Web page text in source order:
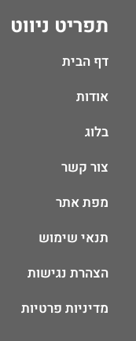
תפריט ניווט
דף הבית
אודות
בלוג
צור קשר
מפת אתר
תנאי שימוש
הצהרת נגישות
מדיניות פרטיות